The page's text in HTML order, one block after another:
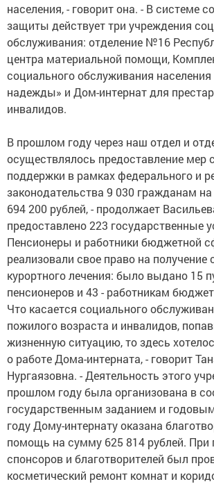
населения, - говорит она. - В системе
защиты действует три учреждения
обслуживания: отделение №16
центра материальной помощи,
социального обслуживания
надежды» и Дом-интернат для
инвалидов.
В прошлом году через наш отдел и
осуществлялось предоставление мер
поддержки в рамках федерального и
законодательства 9 030 гражданам
694 200 рублей, - продолжает
предоставлено 223 государственные
Пенсионеры и работники бюджетной
реализовали свое право на получение
курортного лечения: было выдано 15
пенсионеров и 43 - работникам
Что касается социального
пожилого возраста и инвалидов,
жизненную ситуацию, то здесь
о работе Дома-интерната, - говорит
Нургаязовна. - Деятельность этого
прошлом году была организована в
государственным заданием и
году Дому-интернату оказана
помощь на сумму 625 814 рублей. При
спонсоров и благотворителей был
косметический ремонт комнат и